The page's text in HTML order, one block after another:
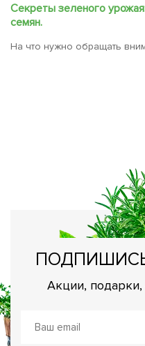
Секреты зеленого
семян.
На что нужно обращать
Акции,